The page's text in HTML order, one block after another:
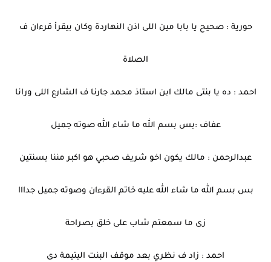
حورية : صحيح يا بابا مين اللى اذن النهاردة وكان بيقرأ قرءان ف
الصلاة
احمد : ده يا بنتى مالك ابن استاذ محمد جارنا ف الشارع اللى ورانا
عفاف :بس بسم الله ما شاء الله صوته جميل
عبدالرحمن : مالك يكون اخو شريف صحبي هو اكبر مننا بسنتين
بس بسم الله ما شاء الله عليه خاتم القرءان وصوته جميل جدااا
زى ما سمعتم شاب على خلق بصراحة
احمد : زاد ف نظري بعد موقف البنت اليتيمة دى